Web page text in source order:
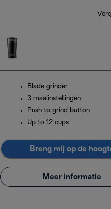
Blade grinder
3 maalinstellingen
Push to grind button
Up to 12 cups
Breng mij op de
Meer informatie